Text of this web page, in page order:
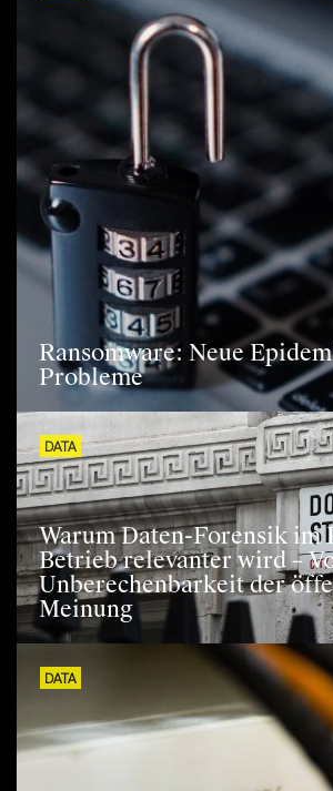
Ransomware: Neue
Probleme
DATA
Warum Daten-Forensik im
Betrieb relevanter wird –
Unberechenbarkeit der
Meinung
DATA